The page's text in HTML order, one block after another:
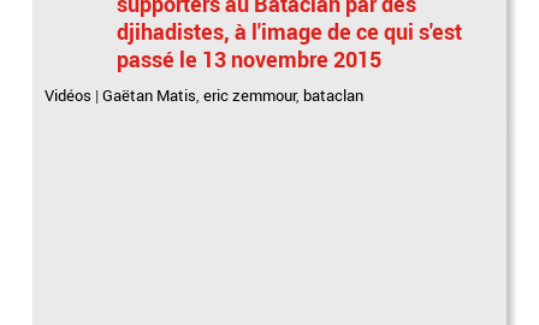
djihadistes, à l'image de ce qui s'est
passé le 13 novembre 2015
Vidéos |Gaëtan Matis,eric zemmour, bataclan